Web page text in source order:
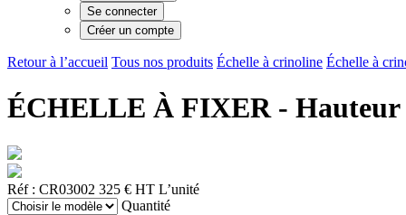
Se connecter
Créer un compte
Retour à l’accueil Tous nos produits Échelle à crinoline Échelle à
ÉCHELLE À FIXER - Hauteur
Réf : CR03002 325 € HT L’unité
Quantité